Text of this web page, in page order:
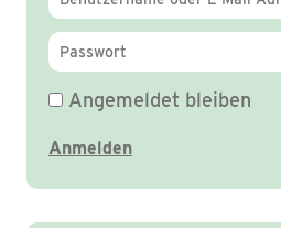
Angemeldet bleiben